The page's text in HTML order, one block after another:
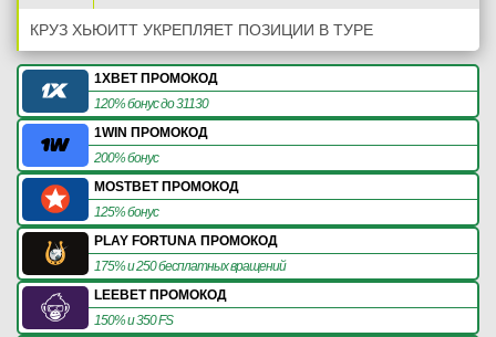
КРУЗ ХЬЮИТТ УКРЕПЛЯЕТ ПОЗИЦИИ В ТУРЕ
1XBET ПРОМОКОД
120% бонус до 31130
1WIN ПРОМОКОД
200% бонус
MOSTBET ПРОМОКОД
125% бонус
PLAY FORTUNA ПРОМОКОД
175% и 250 бесплатных вращений
LEEBET ПРОМОКОД
150% и 350 FS